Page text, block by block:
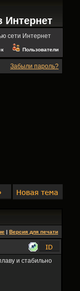
Интернет
сети Интернет
Пользователи
Забыли пароль?
| Версия для печати
и стабильно